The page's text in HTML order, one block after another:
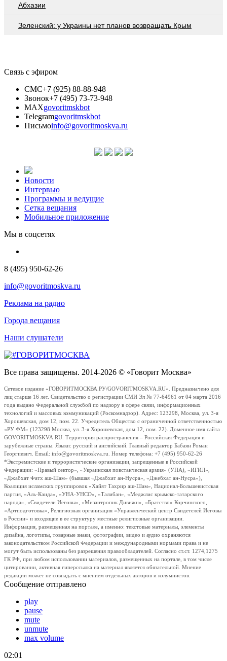
Абхазии
Зеленский: у Украины нет планов возвращать Крым
Связь с эфиром
СМС+7 (925) 88-88-948
Звонок+7 (495) 73-73-948
MAXgovoritmskbot
Telegramgovoritmskbot
Письмоinfo@govoritmoskva.ru
Новости
Интервью
Программы и ведущие
Сетка вещания
Мобильное приложение
Мы в соцсетях
8 (495) 950-62-26
info@govoritmoskva.ru
Реклама на радио
Города вещания
Наши слушатели
Все права защищены. 2014-2026 © «Говорит Москва»
Сетевое издание «ГОВОРИТМОСКВА.РУ/GOVORITMOSKVA.RU». Предназначено для
лиц старше 16 лет. Свидетельство о регистрации СМИ Эл № 77-64961 от 04 марта 2016
года выдано Федеральной службой по надзору в сфере связи, информационных
технологий и массовых коммуникаций (Роскомнадзор). Адрес: 123298, Москва, ул. 3-я
Хорошевская, дом 12, пом. 22. Учредитель Общество с ограниченной ответственностью
«РУ ФМ» (123298 Москва, ул. 3-я Хорошевская, дом 12, пом. 22). Доменное имя сайта
GOVORITMOSKVA.RU. Территория распространения – Российская Федерация и
зарубежные страны. Языки: русский и английский. Главный редактор Бабаян Роман
Георгиевич. Email: info@govoritmoskva.ru. Номер телефона: +7 (495) 950-62-26
*Экстремистские и террористические организации, запрещенные в Российской
Федерации: «Правый сектор», «Украинская повстанческая армия» (УПА), «ИГИЛ»,
«Джабхат Фатх аш-Шам» (бывшая «Джабхат ан-Нусра», «Джебхат ан-Нусра»),
Коалиция исламских группировок «Хайят Тахрир аш-Шам», Национал-Большевистская
партия, «Аль-Каида», «УНА-УНСО», «Талибан», «Меджлис крымско-татарского
народа», «Свидетели Иеговы», «Мизантропик Дивижн», «Братство» Корчинского,
«Артподготовка», Религиозная организация «Управленческий центр Свидетелей Иеговы
в России» и входящие в ее структуру местные религиозные организации.
Информация, размещенная на портале, а именно: текстовые материалы, элементы
дизайна, логотипы, товарные знаки, фотографии, видео и аудио охраняются
законодательством Российской Федерации и международными нормами права и не
могут быть использованы без разрешения правообладателей. Согласно ст.ст. 1274,1275
ГК РФ, при любом использовании материалов, размещенных на портале, в том числе
цитировании, активная гиперссылка на материал является обязательной. Мнение
редакции может не совпадать с мнением отдельных авторов и колумнистов.
Сообщение отправлено
play
pause
mute
unmute
max volume
02:01